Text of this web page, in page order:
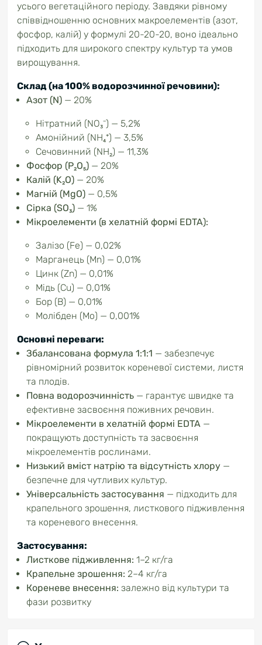
усього вегетаційного періоду. Завдяки рівному
співвідношенню основних макроелементів (азот,
фосфор, калій) у формулі 20-20-20, воно ідеально
підходить для широкого спектру культур та умов
вирощування.
Склад (на 100% водорозчинної речовини):
Азот (N) — 20%
Нітратний (NO₃⁻) — 5,2%
Амонійний (NH₄⁺) — 3,5%
Сечовинний (NH₂) — 11,3%
Фосфор (P₂O₅) — 20%
Калій (K₂O) — 20%
Магній (MgO) — 0,5%
Сірка (SO₃) — 1%
Мікроелементи (в хелатній формі EDTA):
Залізо (Fe) — 0,02%
Марганець (Mn) — 0,01%
Цинк (Zn) — 0,01%
Мідь (Cu) — 0,01%
Бор (B) — 0,01%
Молібден (Mo) — 0,001%
Основні переваги:
Збалансована формула 1:1:1 — забезпечує
рівномірний розвиток кореневої системи, листя
та плодів.
Повна водорозчинність — гарантує швидке та
ефективне засвоєння поживних речовин.
Мікроелементи в хелатній формі EDTA —
покращують доступність та засвоєння
мікроелементів рослинами.
Низький вміст натрію та відсутність хлору —
безпечне для чутливих культур.
Універсальність застосування — підходить для
крапельного зрошення, листкового підживлення
та кореневого внесення.
Застосування:
Листкове підживлення: 1–2 кг/га
Крапельне зрошення: 2–4 кг/га
Кореневе внесення: залежно від культури та
фази розвитку